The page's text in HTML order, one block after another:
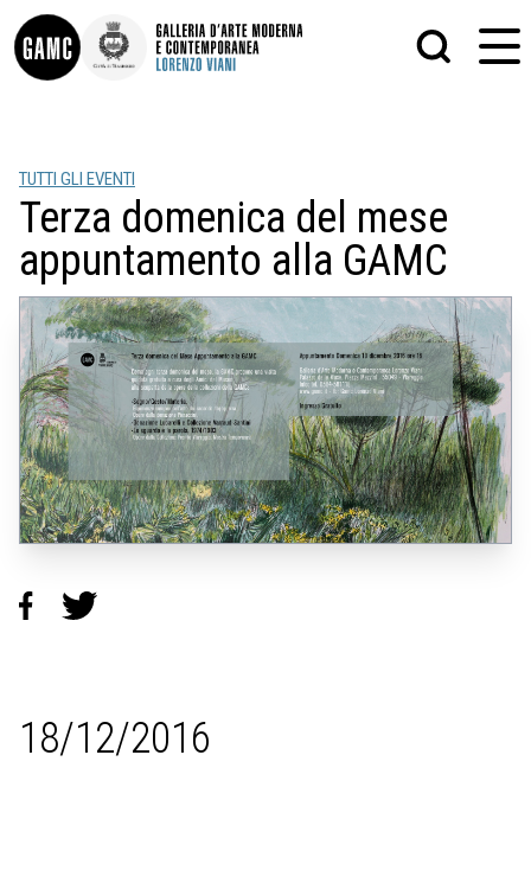
INFO
CONTATTI
DIDATTICA
LE COLLEZIONI
GLI AUTORI
LORENZO VIANI
MOSTRE
EVENTI
PALAZZO DELLE MUSE
PITTURA
SCULTURA
STAMPA
ALTRO
FOTOGRAFIA
TUTTI GLI EVENTI
Terza domenica del mese
appuntamento alla GAMC
18/12/2016